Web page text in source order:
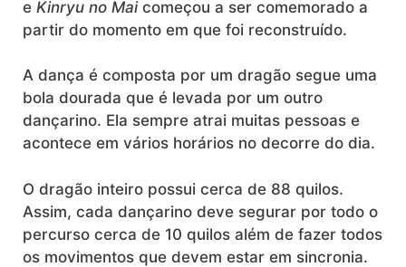
e Kinryu no Maicomeçou a ser comemorado a
partir do momento em que foi reconstruído.
A dança é composta por um dragão segue uma
bola dourada que é levada por um outro
dançarino. Ela sempre atrai muitas pessoas e
acontece em vários horários no decorre do dia.
O dragão inteiro possui cerca de 88 quilos.
Assim, cada dançarino deve segurar por todo o
percurso cerca de 10 quilos além de fazer todos
os movimentos que devem estar em sincronia.